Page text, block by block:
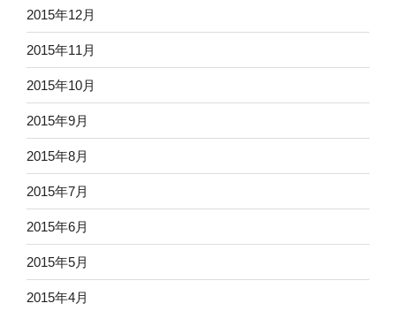
2015年12月
2015年11月
2015年10月
2015年9月
2015年8月
2015年7月
2015年6月
2015年5月
2015年4月